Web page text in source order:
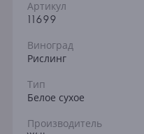
Артикул
11699
Виноград
Рислинг
Тип
Белое сухое
Производитель